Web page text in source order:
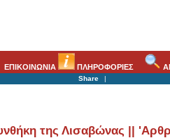
ΕΠΙΚΟΙΝΩΝΙΑ ΠΛΗΡΟΦΟΡΙΕΣ
Share |
της Λισαβώνας ||